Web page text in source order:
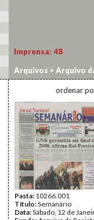
Imprensa: 48
Arquivos >Arquivo
ordenar
Pasta: 10266.001
Título:Semanário
Data:Sábado, 12 de